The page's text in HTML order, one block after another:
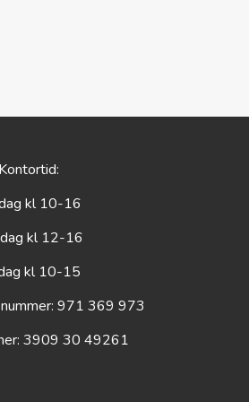
Kontortid:
kl 10-16
kl 12-16
kl 10-15
971 369 973
3909 30 49261